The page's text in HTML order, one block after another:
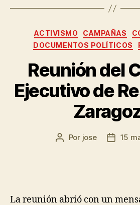
ACTIVISMO CAMPAÑAS
DOCUMENTOS POLÍTICOS
Reunión del
Ejecutivo de
Por jose 15
La reunión abrió con un